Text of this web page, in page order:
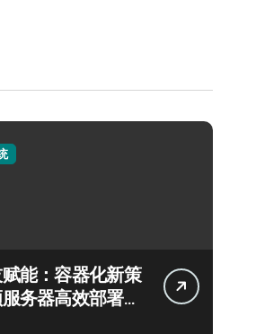
能：容器化新策
务器高效部署与